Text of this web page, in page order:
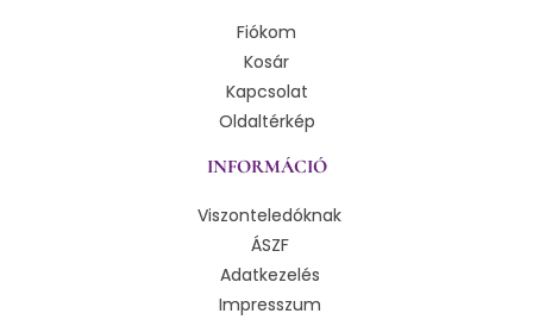
Fiókom
Kosár
Kapcsolat
Oldaltérkép
INFORMÁCIÓ
Viszonteledóknak
ÁSZF
Adatkezelés
Impresszum